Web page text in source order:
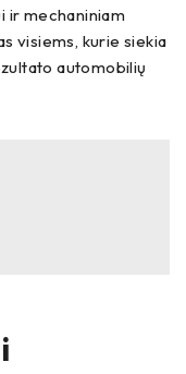
ir mechaniniam
visiems, kurie siekia
automobilių